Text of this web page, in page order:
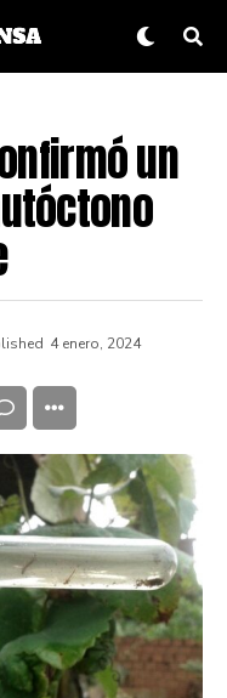
un
4 enero, 2024